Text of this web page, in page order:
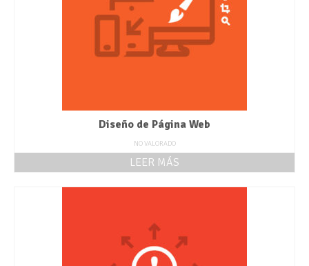
Diseño de Página Web
NO VALORADO
LEER MÁS